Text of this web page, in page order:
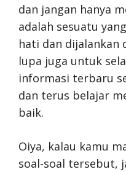
dan jangan hanya
adalah sesuatu
hati dan dijalankan
lupa juga untuk
informasi terbaru
dan terus belajar
baik.
Oiya, kalau kamu
soal-soal tersebut,